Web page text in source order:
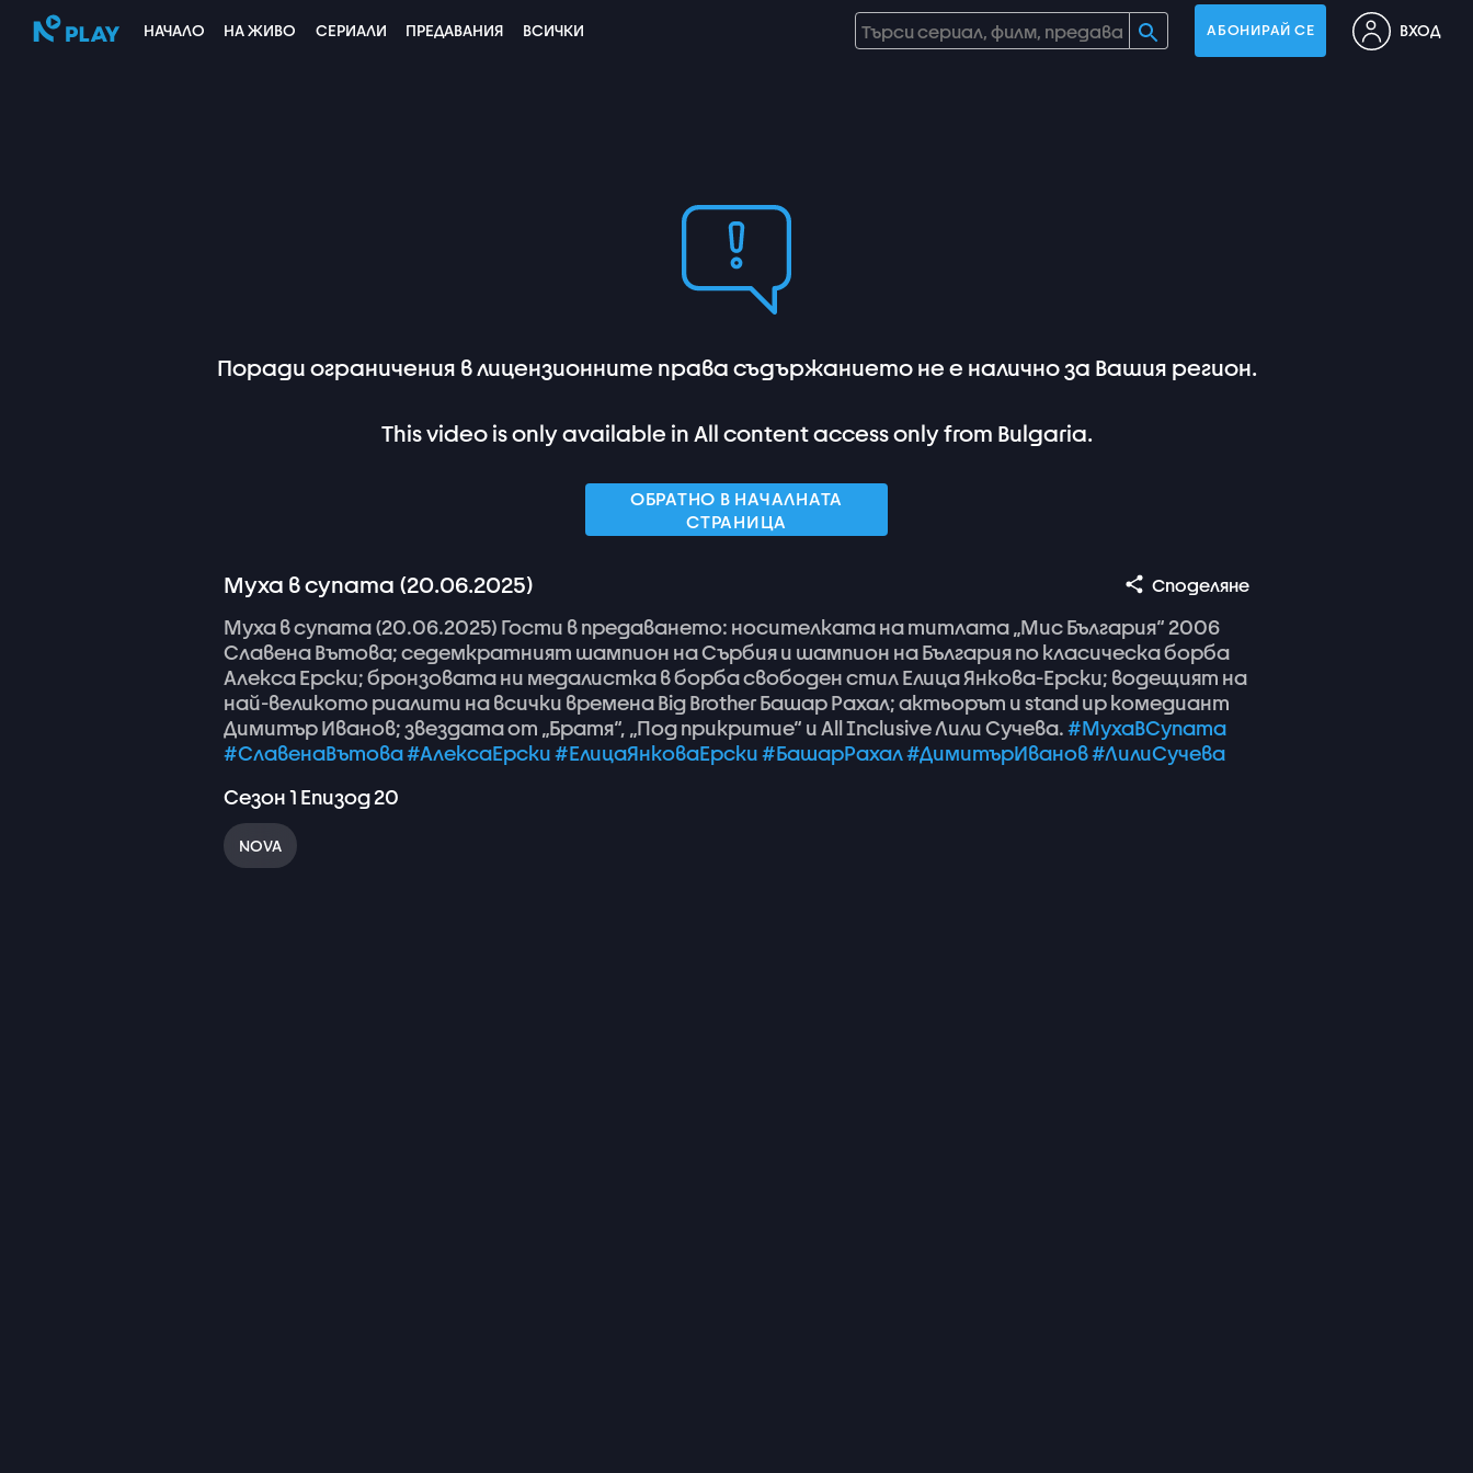
НАЧАЛО НА ЖИВО СЕРИАЛИ ПРЕДАВАНИЯ ВСИЧКИ АБОНИРАЙ СЕ ВХОД
Поради ограничения в лицензионните права съдържанието не е налично за Вашия регион.
This video is only available in All content access only from Bulgaria.
ОБРАТНО В НАЧАЛНАТА
СТРАНИЦА
Муха в супата (20.06.2025) Споделяне
Мухавсупата(20.06.2025) Гости впредаването: носителкатанатитлата„МисБългария“ 2006
СлавенаВътова;седемкратният шампион наСърбияи шампион наБългарияпо класическаборба
АлексаЕрски;бронзоватани медалисткавборбасвободенстилЕлицаЯнкова-Ерски; водещият на
най-великоториалити навсички временаBigBrotherБашарРахал;aктьорът иstand up комедиант
ДимитърИванов; звездатаот „Братя“, „Подприкритие“ иAll InclusiveЛилиСучева.#МухаВСупата
#СлавенаВътова#АлексаЕрски#ЕлицаЯнковаЕрски#БашарРахал#ДимитърИванов#ЛилиСучева
Сезон1 Епизод20
NOVA